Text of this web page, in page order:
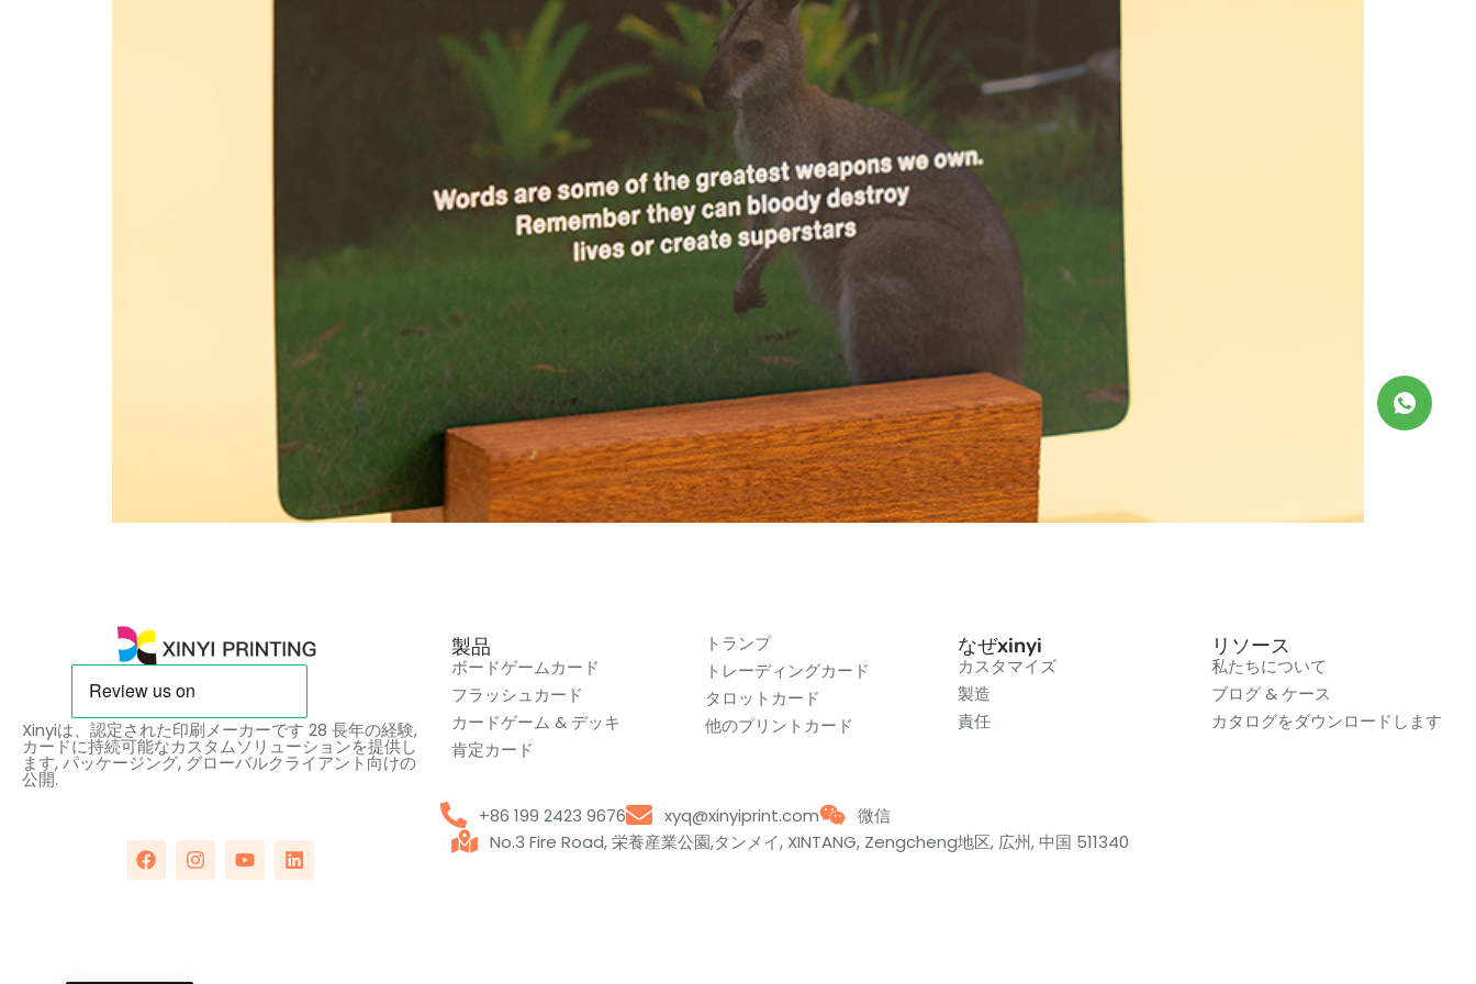
Xinyiは、認定された印刷メーカーです 28 長年の経験,
カードに持続可能なカスタムソリューションを提供し
ます, パッケージング, グローバルクライアント向けの
公開.
製品
ボードゲームカード
フラッシュカード
カードゲーム & デッキ
肯定カード
トランプ
トレーディングカード
タロットカード
他のプリントカード
なぜxinyi
カスタマイズ
製造
責任
リソース
私たちについて
ブログ & ケース
カタログをダウンロードします
+86 199 2423 9676 xyq@xinyiprint.com
微信
No.3 Fire Road, 栄養産業公園,タンメイ, XINTANG, Zengcheng地区, 広州, 中国 511340